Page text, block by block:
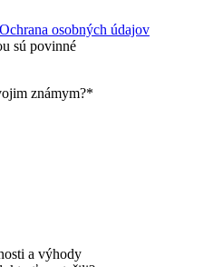
Ochrana osobných údajov
sú povinné
známym?*
a výhody